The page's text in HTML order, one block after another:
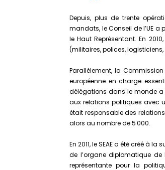
Depuis, plus de trente
mandats, le Conseil de l’UE
le Haut Représentant. En
(militaires, polices,
Parallèlement, la
européenne en charge
délégations dans le monde a
aux relations politiques avec
était responsable des
alors au nombre de 5 000.
En 2011, le SEAE a été créé à
de l’organe diplomatique de
représentante pour la